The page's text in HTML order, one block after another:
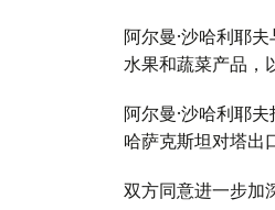
阿尔曼·沙哈利耶
水果和蔬菜产品，
阿尔曼·沙哈利耶
哈萨克斯坦对塔出
双方同意进一步加